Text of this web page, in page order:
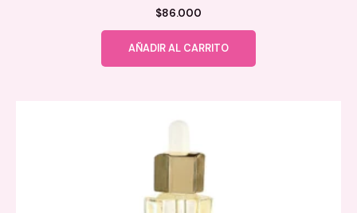
$86.000
AÑADIR AL CARRITO